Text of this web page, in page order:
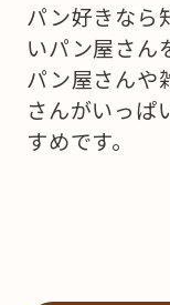
パン好きなら
いパン屋さん
パン屋さんや
さんがいっぱ
すめです。